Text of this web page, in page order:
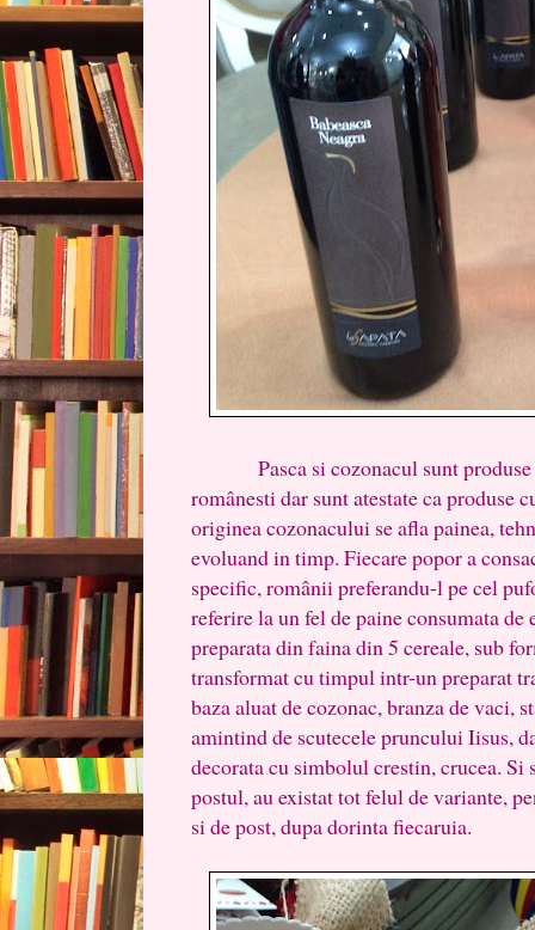
Pasca si cozonacul sunt produse
românesti dar sunt atestate ca produse
originea cozonacului se afla painea,
evoluand in timp. Fiecare popor a
specific, românii preferandu-l pe cel
referire la un fel de paine consumata
preparata din faina din 5 cereale, sub
transformat cu timpul intr-un preparat
baza aluat de cozonac, branza de vaci,
amintind de scutecele pruncului Iisus,
decorata cu simbolul crestin, crucea. Si
postul, au existat tot felul de variante,
si de post, dupa dorinta fiecaruia.